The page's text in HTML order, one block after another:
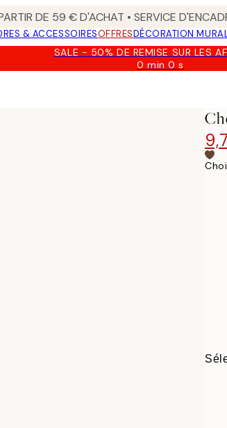
DE 59 € D'ACHAT • SERVICE
& ACCESSOIRESOFFRESDÉCORATION
SALE - 50% DE REMISE SUR LES
0 min0 s
Valable